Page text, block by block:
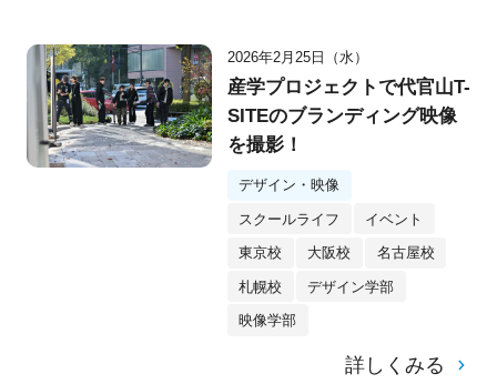
2026年2月25日（水）
産学プロジェクトで代官山T-
SITEのブランディング映像
を撮影！
デザイン・映像
スクールライフ イベント
東京校 大阪校 名古屋校
札幌校 デザイン学部
映像学部
詳しくみる